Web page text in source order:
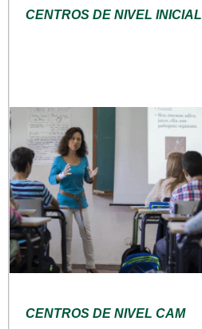
CENTROS DE NIVEL INICIAL
CENTROS DE NIVEL CAM